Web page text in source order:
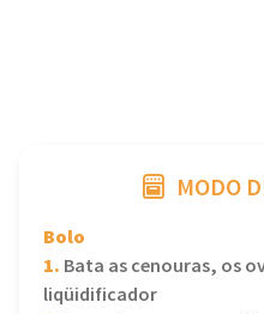
MODO
Bolo
1. Bata as cenouras, os
liqüidificador